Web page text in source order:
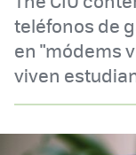
teléfonos de
en "módems
viven